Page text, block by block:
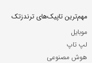
مهم‌ترین تاپیک‌های ترندزتک
موبایل
لپ تاپ
هوش مصنوعی